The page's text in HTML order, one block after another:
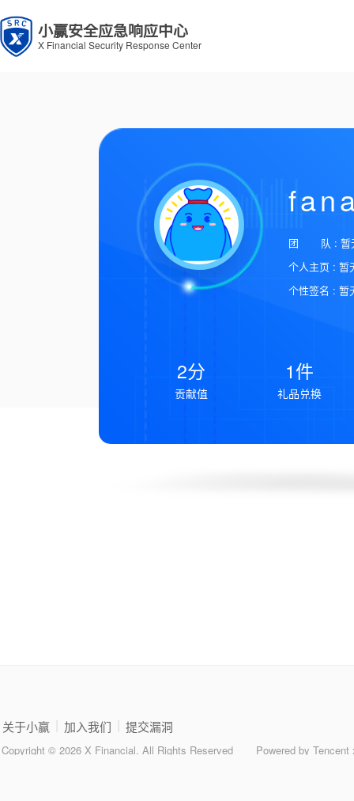
小赢安全应急响应中心
X Financial Security Response Center
团 队 : 暂
个人主页 : 暂
个性签名 : 暂
2分
贡献值
1件
礼品兑换
关于小赢 加入我们 提交漏洞
Copyright © 2026 X Financial. All Rights Reserved Powered by Tencent